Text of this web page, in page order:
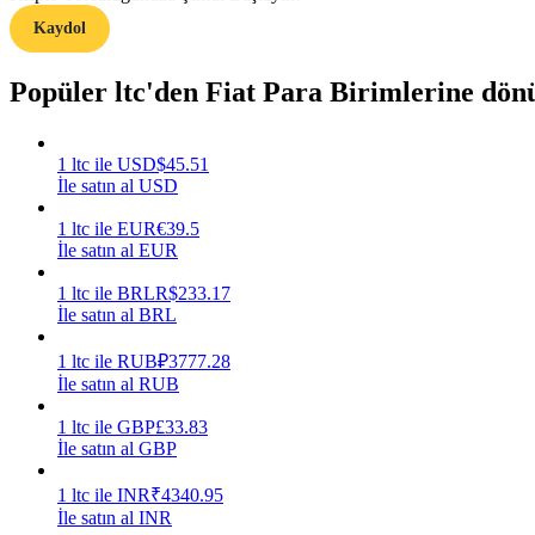
Rehber
Vadeli İşlemler Başlangıç Kılavuzu
Nasıl kârlı kalabileceğinizi öğrenin
Kaydol
Popüler ltc'den Fiat Para Birimlerine
1 ltc ile USD$45.51
İle satın al USD
1 ltc ile EUR€39.5
İle satın al EUR
1 ltc ile BRLR$233.17
İle satın al BRL
1 ltc ile RUB₽3777.28
İle satın al RUB
1 ltc ile GBP£33.83
İle satın al GBP
1 ltc ile INR₹4340.95
İle satın al INR